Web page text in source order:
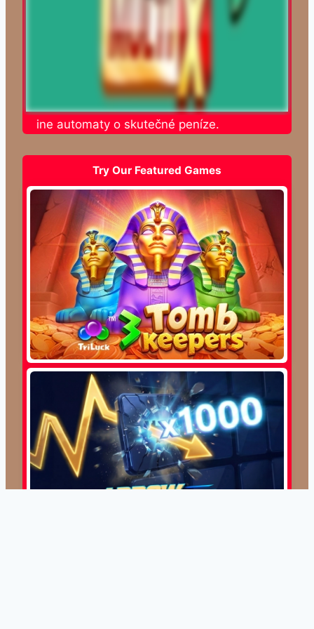
online automaty o skutečné peníze.
Try Our Featured Games